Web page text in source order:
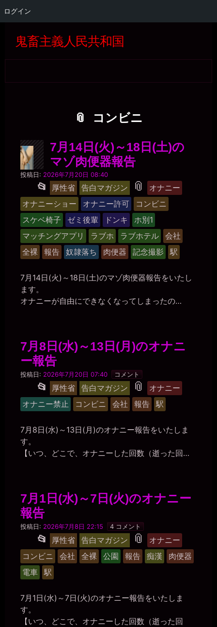
ログイン
ン
テ
ス
to
SEARCH-
to
GTRANSLATE-
to
RECENT-
to
CATEGORIES-
to
BLOCK-
to
WP_STATISTICS_WIDGET-
to
META-
to
BLOCK-
to
BLOCK-
to
BLOCK-
to
QUICK-
to
BLOCK-
to
BLOCK-
to
BLOCK-
to
TAG_CLOUD-
to
BLOCK-
鬼畜主義人民共和国
コンビニ
7月14日(火)～18日(土)の
マゾ肉便器報告
投稿日: 2026年7月20日 08:40
ゾ
肉
便
器
美
紀
📂 投
稿
グ
ル
ー
プ
厚性省 告白マガジン 📎 タ
グ
オナニー
オナニーショー
オナニー許可
コンビニ
スケベ椅子
ゼミ後輩 ドンキ
ホ別1
マッチングアプリ
ラブホ ラブホテル
会社
全裸
報告 奴隷落ち 肉便器 記念撮影 駅
7月14日(火)～18日(土)のマゾ肉便器報告をいたし
ます。
オナニーが自由にできなくなってしまったの…
7月8日(水)～13日(月)のオナニ
ー報告
投稿日: 2026年7月20日 07:40 マ
ゾ
肉
便
器
美
コメント
📂 投
稿
グ
ル
ー
プ
厚性省 告白マガジン 📎 タ
グ
オナニー
オナニー禁止
コンビニ 会社 報告 駅
7月8日(水)～13日(月)のオナニー報告をいたしま
す。
【いつ、どこで、オナニーした回数（逝った回…
7月1日(水)～7日(火)のオナニー
報告
投稿日: 2026年7月8日 22:15
マ
ゾ
肉
便
器
美
4 コメント
📂 投
稿
グ
ル
プ
厚性省 告白マガジン 📎 タ
グ
オナニー
コンビニ
会社 全裸 公園 報告 痴漢
肉便器
電車
駅
7月1日(水)～7日(火)のオナニー報告をいたしま
す。
【いつ、どこで、オナニーした回数（逝った回